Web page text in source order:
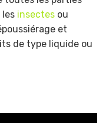
insectes ou
et
de type liquide ou